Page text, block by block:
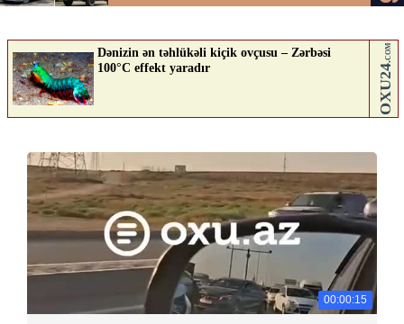
00:00:15